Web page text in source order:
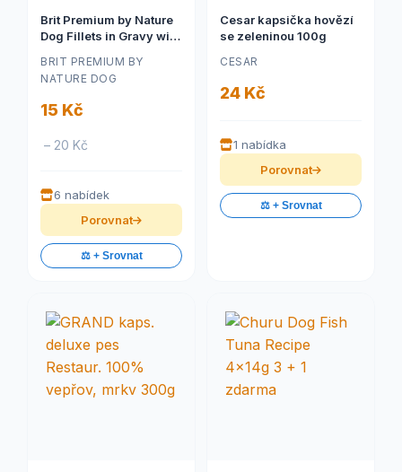
Brit Premium by Nature
Dog Fillets in Gravy with
BRIT PREMIUM BY
NATURE DOG
15 Kč
– 20 Kč
6 nabídek
Porovnat
⚖️ + Srovnat
Cesar kapsička hovězí
se zeleninou 100g
CESAR
24 Kč
1 nabídka
Porovnat
⚖️ + Srovnat